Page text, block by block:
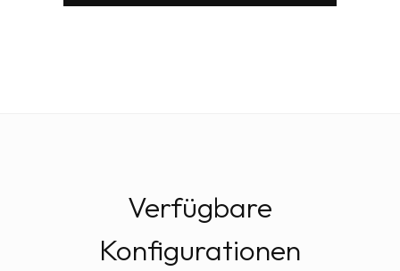
Verfügbare
Konfigurationen